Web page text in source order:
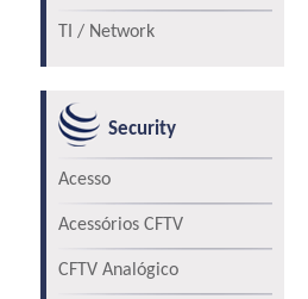
TI / Network
Security
Acesso
Acessórios CFTV
CFTV Analógico